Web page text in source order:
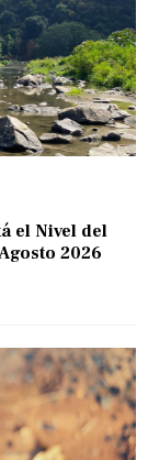
el Nivel del
2026